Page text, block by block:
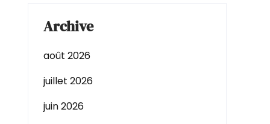
Archive
août 2026
juillet 2026
juin 2026